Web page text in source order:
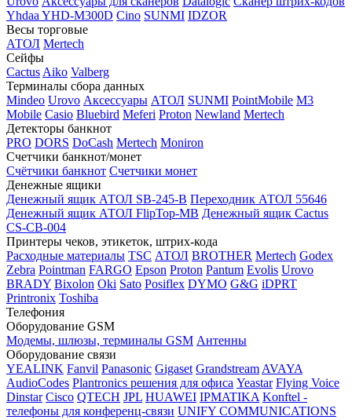
Yhdaa YHD-M300D Cino SUNMI IDZOR
Весы торговые
АТОЛ Mertech
Сейфы
Cactus Aiko Valberg
Терминалы сбора данных
Mindeo Urovo Аксессуары АТОЛ SUNMI PointMobile M3
Mobile Casio Bluebird Meferi Proton Newland Mertech
Детекторы банкнот
PRO DORS DoCash Mertech Moniron
Счетчики банкнот/монет
Счётчики банкнот Счетчики монет
Денежные ящики
Денежный ящик АТОЛ SB-245-B Переходник АТОЛ 55646
Денежный ящик АТОЛ FlipTop-MB Денежный ящик Cactus
CS-CB-004
Принтеры чеков, этикеток, штрих-кода
Расходные материалы TSC АТОЛ BROTHER Mertech Godex
Zebra Pointman FARGO Epson Proton Pantum Evolis Urovo
BRADY Bixolon Oki Sato Posiflex DYMO G&G iDPRT
Printronix Toshiba
Телефония
Оборудование GSM
Модемы, шлюзы, терминалы GSM Антенны
Оборудование связи
YEALINK Fanvil Panasonic Gigaset Grandstream AVAYA
AudioCodes Plantronics решения для офиса Yeastar Flying Voice
Dinstar Cisco QTECH JPL HUAWEI IPMATIKA Konftel -
телефоны для конференц-связи UNIFY COMMUNICATIONS